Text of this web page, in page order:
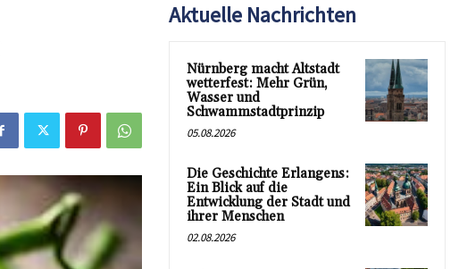
Aktuelle Nachrichten
Nürnberg macht Altstadt
wetterfest: Mehr Grün,
Wasser und
Schwammstadtprinzip
05.08.2026
Die Geschichte Erlangens:
Ein Blick auf die
Entwicklung der Stadt und
ihrer Menschen
02.08.2026